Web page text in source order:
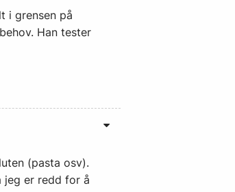
i grensen på
Han tester
(pasta osv).
jeg er redd for å